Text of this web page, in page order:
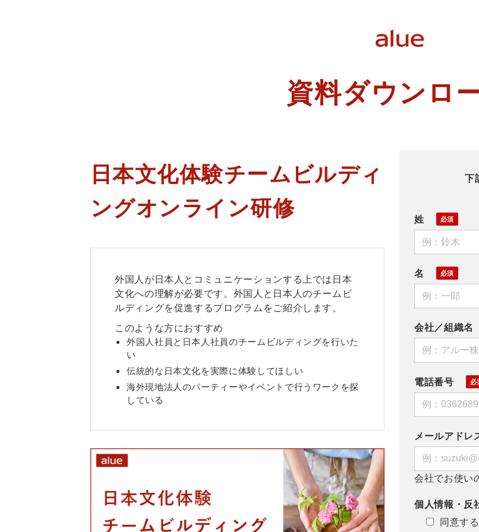
資料ダウンロ
日本文化体験チームビルディ
ングオンライン研修
外国人が日本人とコミュニケーションする上では日本
文化への理解が必要です。外国人と日本人のチームビ
ルディングを促進するプログラムをご紹介します。
このような方におすすめ
外国人社員と日本人社員のチームビルディングを行いた
い
伝統的な日本文化を実際に体験してほしい
海外現地法人のパーティーやイベントで行うワークを探
している
下
姓
名
会社／組織名
電話番号
メールアドレ
会社でお使い
個人情報・反
同意する